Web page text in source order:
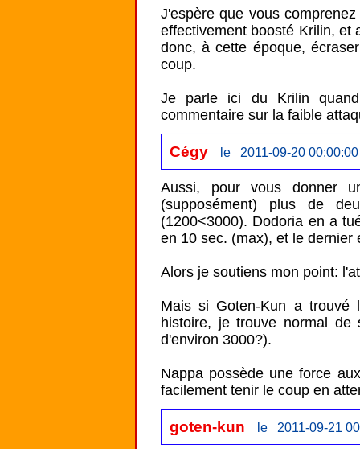
J'espère que vous
effectivement boosté Krilin, et
donc, à cette époque,
coup.
Je parle ici du Krilin
commentaire sur la faible
Cégy le 2011-09-20 00:00:00
Aussi, pour vous donner
(supposément) plus de
(1200<3000). Dodoria en a
en 10 sec. (max), et le dernier
Alors je soutiens mon point:
Mais si Goten-Kun a trouvé
histoire, je trouve normal
d'environ 3000?).
Nappa possède une force
facilement tenir le coup en
goten-kun le 2011-09-21